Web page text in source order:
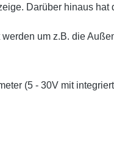
Darüber hinaus
um z.B. die
(5 - 30V mit